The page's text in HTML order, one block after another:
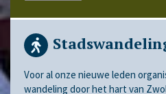
Voor al onze nieuwe leden
wandeling door het hart van